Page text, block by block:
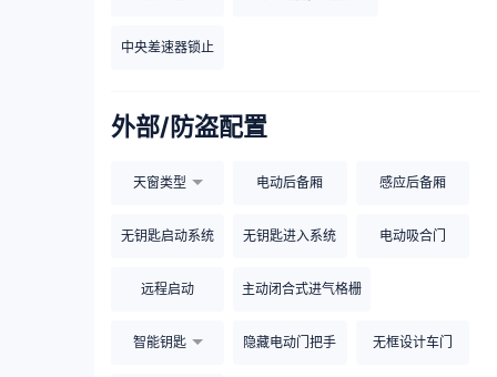
中央差速器锁止
外部/防盗配置
天窗类型 电动后备厢 感应后备厢
无钥匙启动系统 无钥匙进入系统 电动吸合门
远程启动 主动闭合式进气格栅
智能钥匙 隐藏电动门把手 无框设计车门